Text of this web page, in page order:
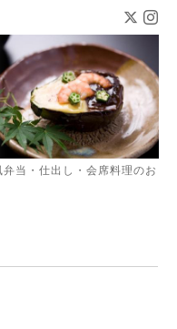
当・仕出し・会席料理のお